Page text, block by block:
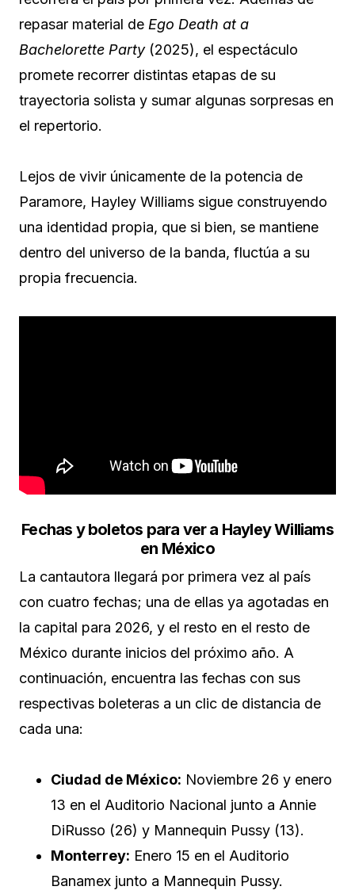
repasar material de Ego Death at a
Bachelorette Party(2025), el espectáculo
promete recorrer distintas etapas de su
trayectoria solista y sumar algunas sorpresas en
el repertorio.
Lejos de vivir únicamente de la potencia de
Paramore, Hayley Williams sigue construyendo
una identidad propia, que si bien, se mantiene
dentro del universo de la banda, fluctúa a su
propia frecuencia.
Fechas y boletos para ver a Hayley Williams
en México
La cantautora llegará por primera vez al país
con cuatro fechas; una de ellas ya agotadas en
la capital para 2026, y el resto en el resto de
México durante inicios del próximo año. A
continuación, encuentra las fechas con sus
respectivas boleteras a un clic de distancia de
cada una:
Ciudad de México: Noviembre 26 y enero
13 en el Auditorio Nacional junto a Annie
DiRusso (26) y Mannequin Pussy (13).
Monterrey: Enero 15 en el Auditorio
Banamex junto a Mannequin Pussy.